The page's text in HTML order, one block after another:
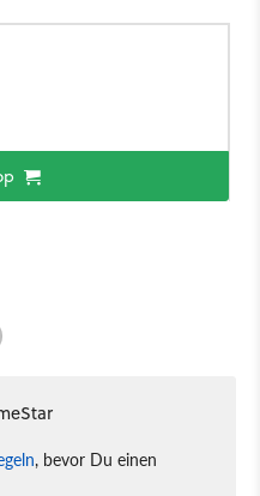
, bevor Du einen